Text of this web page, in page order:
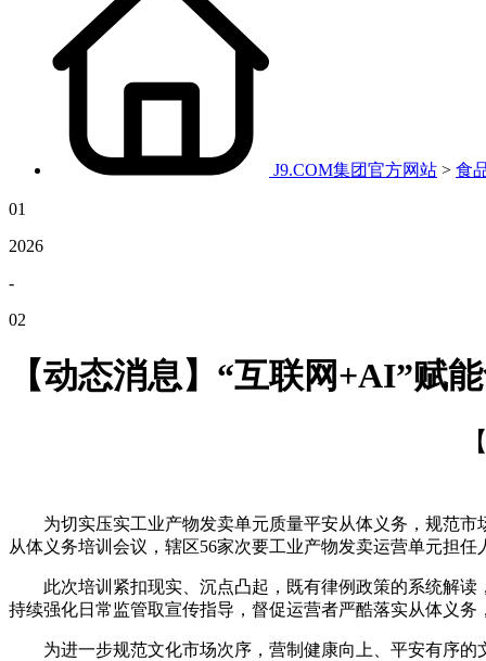
J9.COM集团官方网站 > 食
01
2026
-
02
【动态消息】“互联网+AI”赋
为切实压实工业产物发卖单元质量平安从体义务，规范市
从体义务培训会议，辖区56家次要工业产物发卖运营单元担任
此次培训紧扣现实、沉点凸起，既有律例政策的系统解读
持续强化日常监管取宣传指导，督促运营者严酷落实从体义
为进一步规范文化市场次序，营制健康向上、平安有序的